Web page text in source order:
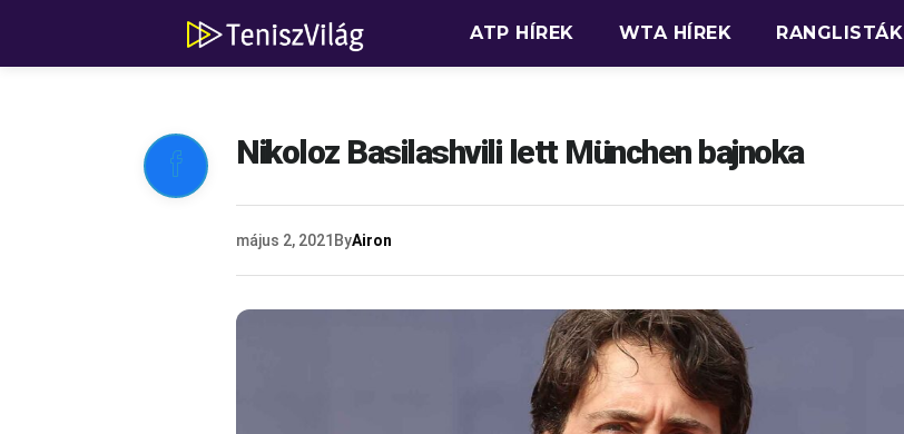
ATP HÍREK WTA HÍREK RANGLISTÁK
 Nikoloz Basilashvili lett München bajnoka
május 2, 2021 ByAiron